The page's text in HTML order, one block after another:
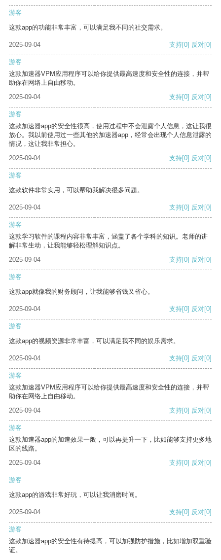
游客
这款app的功能非常丰富，可以满足我不同的社交需求。
2025-09-04 支持[0] 反对[0]
游客
这款加速器VPM应用程序可以给你提供最高速度和安全性的连接，并帮
助你在网络上自由移动。
2025-09-04
支持[0] 反对[0]
游客
这款加速器app的安全性很高，使用过程中不会泄露个人信息，这让我很
放心。我以前使用过一些其他的加速器app，经常会出现个人信息泄露的
情况，这让我非常担心。
2025-09-04
支持[0] 反对[0]
游客
这款软件非常实用，可以帮助我解决很多问题。
2025-09-04 支持[0] 反对[0]
游客
这款学习软件的课程内容非常丰富，涵盖了各个学科的知识。老师的讲
解非常生动，让我能够轻松理解知识点。
2025-09-04
支持[0] 反对[0]
游客
这款app就像我的财务顾问，让我能够省钱又省心。
2025-09-04 支持[0] 反对[0]
游客
这款app的视频资源非常丰富，可以满足我不同的娱乐需求。
2025-09-04 支持[0] 反对[0]
游客
这款加速器VPM应用程序可以给你提供最高速度和安全性的连接，并帮
助你在网络上自由移动。
2025-09-04
支持[0] 反对[0]
游客
这款加速器app的加速效果一般，可以再提升一下，比如能够支持更多地
区的线路。
2025-09-04
支持[0] 反对[0]
游客
这款app的游戏非常好玩，可以让我消磨时间。
2025-09-04 支持[0] 反对[0]
游客
这款加速器app的安全性有待提高，可以加强防护措施，比如增加双重验
证。